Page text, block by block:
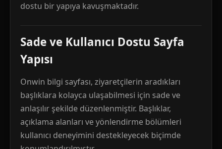
dostu bir yapıya kavuşmaktadır.
Sade ve Kullanıcı Dostu Sayfa
Yapısı
Onwin bilgi sayfası, ziyaretçilerin aradıkları
başlıklara kolayca ulaşabilmesi için sade ve
anlaşılır şekilde düzenlenmiştir. Başlıklar,
açıklama alanları ve yönlendirme bölümleri
kullanıcı deneyimini destekleyecek biçimde